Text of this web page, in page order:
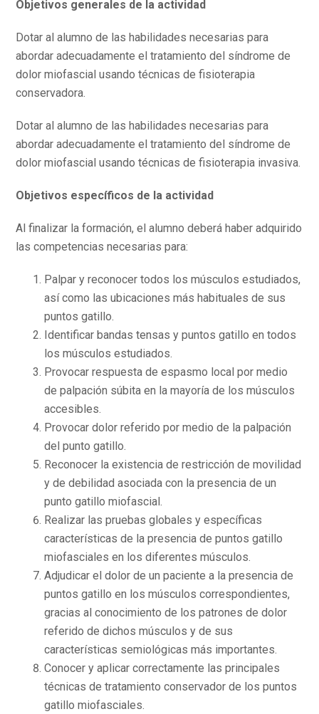
Objetivos generales de la actividad
Dotar al alumno de las habilidades necesarias para
abordar adecuadamente el tratamiento del síndrome de
dolor miofascial usando técnicas de fisioterapia
conservadora.
Dotar al alumno de las habilidades necesarias para
abordar adecuadamente el tratamiento del síndrome de
dolor miofascial usando técnicas de fisioterapia invasiva.
Objetivos específicos de la actividad
Al finalizar la formación, el alumno deberá haber adquirido
las competencias necesarias para:
Palpar y reconocer todos los músculos estudiados,
así como las ubicaciones más habituales de sus
puntos gatillo.
Identificar bandas tensas y puntos gatillo en todos
los músculos estudiados.
Provocar respuesta de espasmo local por medio
de palpación súbita en la mayoría de los músculos
accesibles.
Provocar dolor referido por medio de la palpación
del punto gatillo.
Reconocer la existencia de restricción de movilidad
y de debilidad asociada con la presencia de un
punto gatillo miofascial.
Realizar las pruebas globales y específicas
características de la presencia de puntos gatillo
miofasciales en los diferentes músculos.
Adjudicar el dolor de un paciente a la presencia de
puntos gatillo en los músculos correspondientes,
gracias al conocimiento de los patrones de dolor
referido de dichos músculos y de sus
características semiológicas más importantes.
Conocer y aplicar correctamente las principales
técnicas de tratamiento conservador de los puntos
gatillo miofasciales.